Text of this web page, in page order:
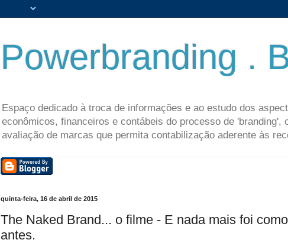
Powerbranding .
Espaço dedicado à troca de informações e ao estudo dos
econômicos, financeiros e contábeis do processo de 'branding',
avaliação de marcas que permita contabilização aderente às
quinta-feira, 16 de abril de 2015
The Naked Brand... o filme - E nada mais foi como
antes.